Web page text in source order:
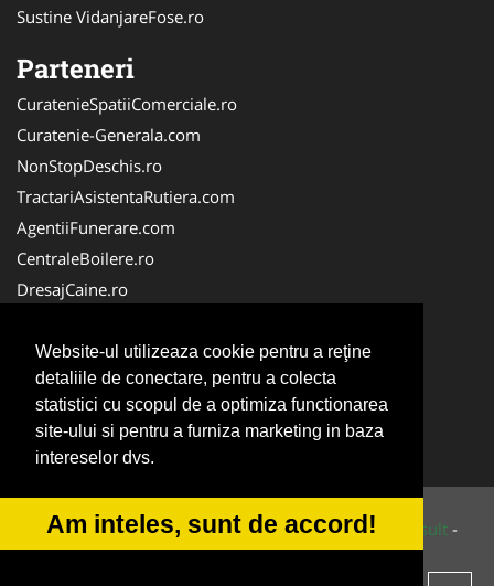
Website-ul utilizeaza cookie pentru a reţine
detaliile de conectare, pentru a colecta
statistici cu scopul de a optimiza functionarea
site-ului si pentru a furniza marketing in baza
intereselor dvs.
Am inteles, sunt de accord!
Sustine VidanjareFose.ro
Parteneri
CuratenieSpatiiComerciale.ro
Curatenie-Generala.com
NonStopDeschis.ro
TractariAsistentaRutiera.com
AgentiiFunerare.com
CentraleBoilere.ro
DresajCaine.ro
Alpinist-Utilitar.com
Birouri-Cadastru.ro
FirmaTractariAuto.ro
Service-Reparatii.com
© 2014-2026 Powered byVilonMedia&Tokaido Consult -
ANPC SOL